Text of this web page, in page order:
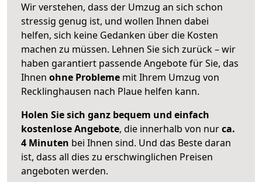
Wir verstehen, dass der Umzug an sich schon
stressig genug ist, und wollen Ihnen dabei
helfen, sich keine Gedanken über die Kosten
machen zu müssen. Lehnen Sie sich zurück – wir
haben garantiert passende Angebote für Sie, das
Ihnen ohne Probleme mit Ihrem Umzug von
Recklinghausen nach Plaue helfen kann.
Holen Sie sich ganz bequem und einfach
kostenlose Angebote, die innerhalb von nurca.
4 Minuten bei Ihnen sind. Und das Beste daran
ist, dass all dies zu erschwinglichen Preisen
angeboten werden.